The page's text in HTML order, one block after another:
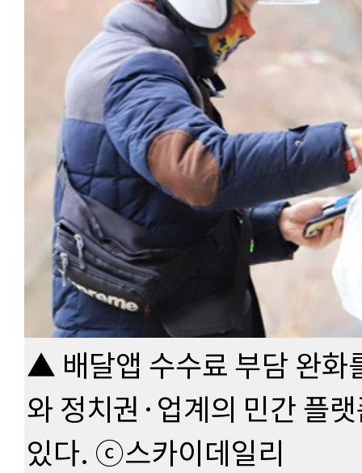
▲ 배달앱 수수료 부담 완화
와 정치권·업계의 민간 플
있다. ⓒ스카이데일리